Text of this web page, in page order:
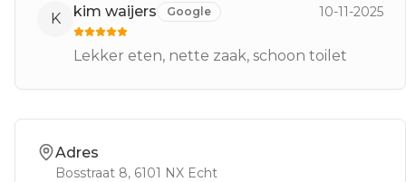
K kim waijers Google 10-11-2025
Lekker eten, nette zaak, schoon toilet
Adres
Bosstraat 8, 6101 NX Echt